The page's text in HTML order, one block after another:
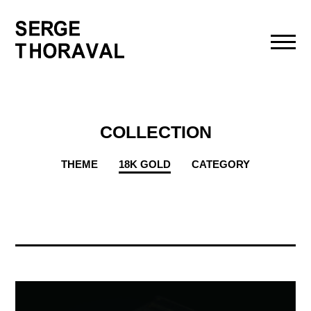
COLLECTION
THEME 18K GOLD CATEGORY